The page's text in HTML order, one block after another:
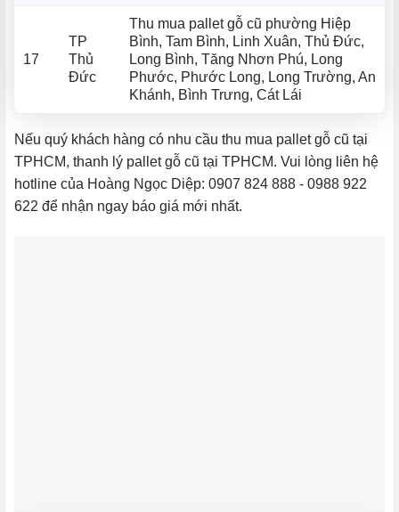
17
TP
Thủ
Đức
Thu mua pallet gỗ cũ phường Hiệp
Bình, Tam Bình, Linh Xuân, Thủ Đức,
Long Bình, Tăng Nhơn Phú, Long
Phước, Phước Long, Long Trường, An
Khánh, Bình Trưng, Cát Lái
Nếu quý khách hàng có nhu cầu thu mua pallet gỗ cũ tại
TPHCM, thanh lý pallet gỗ cũ tại TPHCM. Vui lòng liên hệ
hotline của Hoàng Ngọc Diệp: 0907 824 888 - 0988 922
622 để nhận ngay báo giá mới nhất.